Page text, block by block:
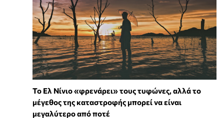
Το Ελ Νίνιο «φρενάρει» τους τυφώνες, αλλά το
μέγεθος της καταστροφής μπορεί να είναι
μεγαλύτερο από ποτέ